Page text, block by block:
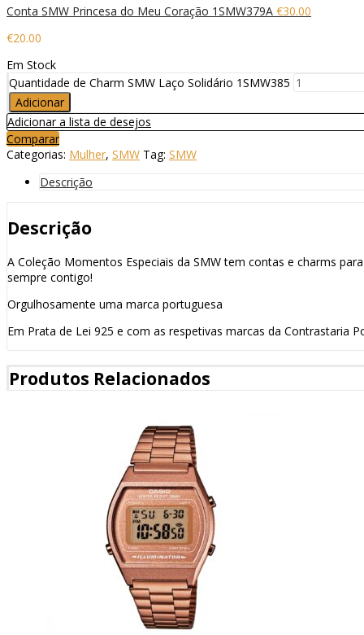
Conta SMW Princesa do Meu Coração 1SMW379A €30.00
€20.00
Em Stock
Quantidade de Charm SMW Laço Solidário 1SMW385
Adicionar
Adicionar a lista de desejos
Comparar
Categorias: Mulher, SMW Tag: SMW
Descrição
Descrição
A Coleção Momentos Especiais da SMW tem contas e charms
sempre contigo!
Orgulhosamente uma marca portuguesa
Em Prata de Lei 925 e com as respetivas marcas da Contrastaria
Produtos Relacionados